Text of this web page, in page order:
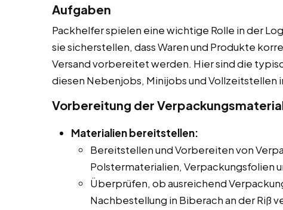
Aufgaben
Packhelfer spielen eine wichtige Rolle in der
sie sicherstellen, dass Waren und Produkte
Versand vorbereitet werden. Hier sind die
diesen Nebenjobs, Minijobs und Vollzeitstellen
Vorbereitung der
Materialien bereitstellen:
Bereitstellen und Vorbereiten von
Polstermaterialien, Verpackungsfolien
Überprüfen, ob ausreichend
Nachbestellung in Biberach an der Riß